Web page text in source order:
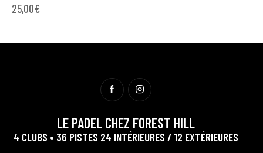
25,00€
LE PADEL CHEZ FOREST HILL
4 CLUBS • 36 PISTES 24 INTÉRIEURES / 12 EXTÉRIEURES